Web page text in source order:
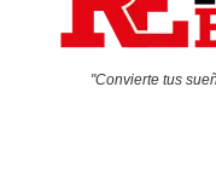
"Convierte tus